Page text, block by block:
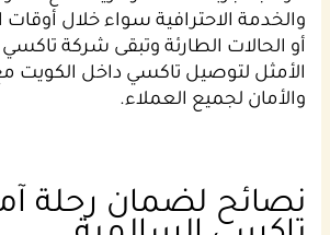
والخدمة الاحترافية سواء خلال أوقات
أو الحالات الطارئة وتبقى شركة تاكسي
الأمثل لتوصيل تاكسي داخل الكويت
والأمان لجميع العملاء.
نصائح لضمان رحلة